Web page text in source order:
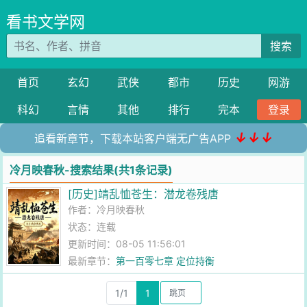
看书文学网
搜索
首页 玄幻 武侠 都市 历史
网游
科幻
言情 其他 排行 完本 登录
追看新章节，下载本站客户端无广告APP ↓↓↓
冷月映春秋-搜索结果(共1条记录)
[历史]靖乱恤苍生：潜龙卷残唐
作者： 冷月映春秋
状态：连载
更新时间：08-05 11:56:01
最新章节：第一百零七章 定位持衡
1/1 1